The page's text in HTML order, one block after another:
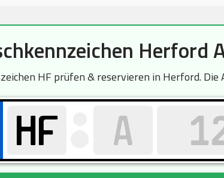
Herford
HF prüfen & reservieren in Herford.